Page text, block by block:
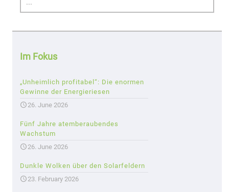
Im Fokus
„Unheimlich profitabel“: Die enormen
Gewinne der Energieriesen
26. June 2026
Fünf Jahre atemberaubendes
Wachstum
26. June 2026
Dunkle Wolken über den Solarfeldern
23. February 2026